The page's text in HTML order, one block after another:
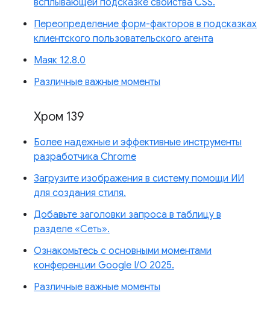
Переопределение форм-факторов в подсказках
клиентского пользовательского агента
Маяк 12.8.0
Различные важные моменты
Хром 139
Более надежные и эффективные инструменты
разработчика Chrome
Загрузите изображения в систему помощи ИИ
для создания стиля.
Добавьте заголовки запроса в таблицу в
разделе «Сеть».
Ознакомьтесь с основными моментами
конференции Google I/O 2025.
Различные важные моменты